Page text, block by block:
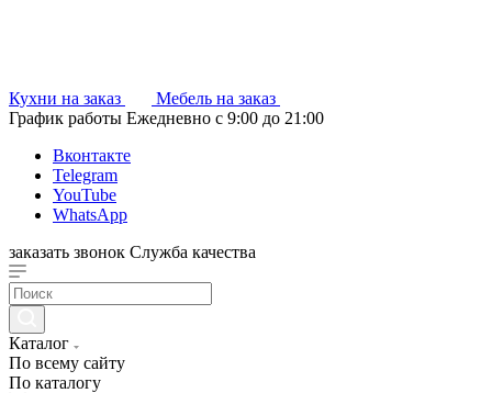
Кухни на заказ
Мебель на заказ
График работы Ежедневно с 9:00 до 21:00
Вконтакте
Telegram
YouTube
WhatsApp
заказать звонок Служба качества
Каталог
По всему сайту
По каталогу